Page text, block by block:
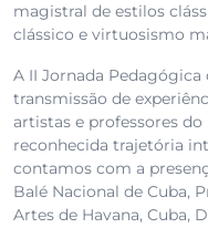
magistral de estilos
clássico e virtuosismo
A II Jornada Pedagógica
transmissão de
artistas e professores do
reconhecida trajetória
contamos com a
Balé Nacional de Cuba,
Artes de Havana, Cuba,